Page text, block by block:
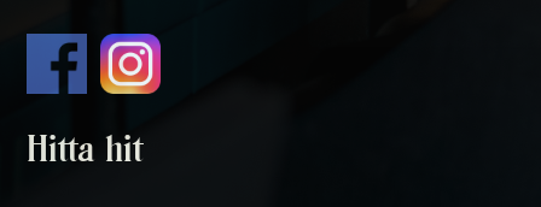
Hitta hit